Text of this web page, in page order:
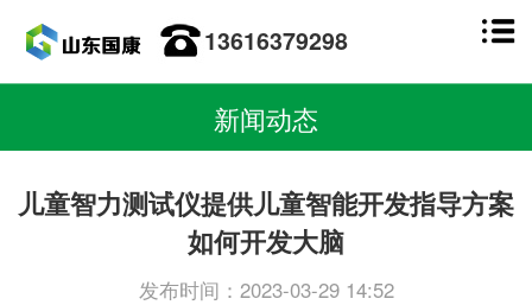
13616379298
新闻动态
儿童智力测试仪提供儿童智能开发指导方案
如何开发大脑
发布时间：2023-03-29 14:52